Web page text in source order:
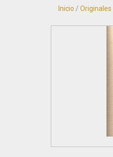
Inicio / Originales